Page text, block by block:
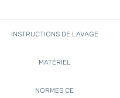
INSTRUCTIONS DE LAVAGE
MATÉRIEL
NORMES CE